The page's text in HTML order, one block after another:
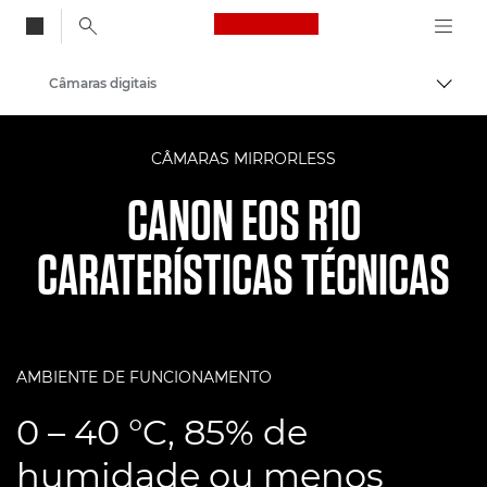
Canon Logo, back
Câmaras digitais
CÂMARAS MIRRORLESS
CANON EOS R10
CARATERÍSTICAS TÉCNICAS
AMBIENTE DE FUNCIONAMENTO
0 – 40 °C, 85% de
humidade ou menos